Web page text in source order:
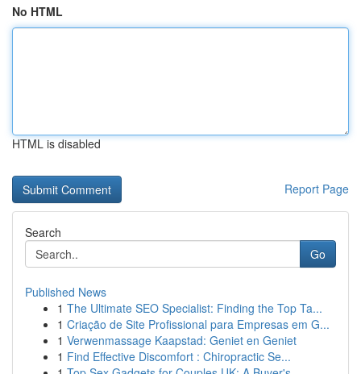
No HTML
HTML is disabled
Report Page
Search
Go
Published News
1 The Ultimate SEO Specialist: Finding the Top Ta...
1 Criação de Site Profissional para Empresas em G...
1 Verwenmassage Kaapstad: Geniet en Geniet
1 Find Effective Discomfort : Chiropractic Se...